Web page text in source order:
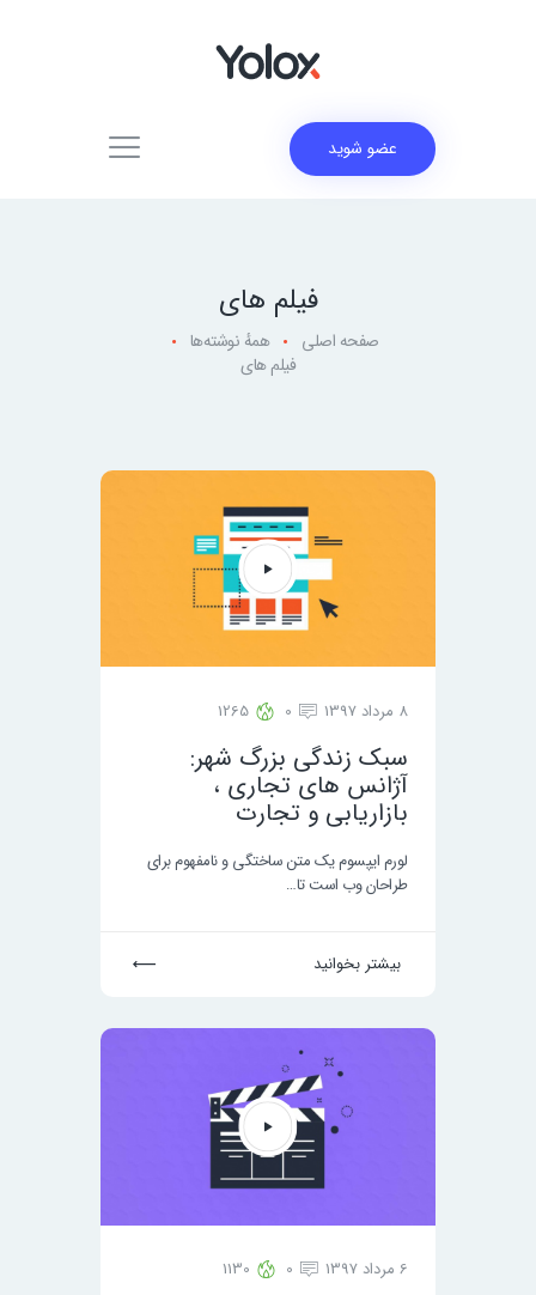
عضو شوید
فیلم های
صفحه اصلی
همهٔ نوشته‌ها
فیلم های
8 مرداد 1397 0
1265
سبک زندگی بزرگ شهر:
آژانس های تجاری ،
بازاریابی و تجارت
لورم ایپسوم یک متن ساختگی و نامفهوم برای
طراحان وب است تا…
بیشتر بخوانید
6 مرداد 1397 0
1130